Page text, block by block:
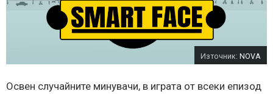
Източник: NOVA
Освен случайните минувачи, в играта от всеки епизод